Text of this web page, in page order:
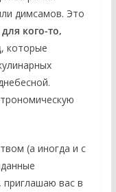
димсамов. Это
кого-то,
, которые
(а иногда и с
приглашаю вас в